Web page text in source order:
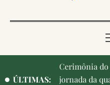
ÚLTIMAS:
Cerimônia do
jornada da